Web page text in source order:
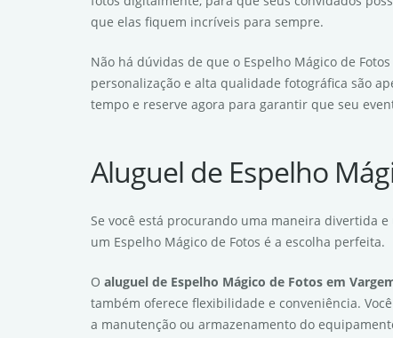
que elas fiquem incríveis para sempre.
Não há dúvidas de que o Espelho Mágico de
personalização e alta qualidade fotográfica são
tempo e reserve agora para garantir que seu
Aluguel de Espelho
Se você está procurando uma maneira divertida
um Espelho Mágico de Fotos é a escolha perfeita.
O aluguel de Espelho Mágico de Fotos em
também oferece flexibilidade e conveniência.
a manutenção ou armazenamento do